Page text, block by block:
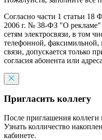
Согласно части 1 статьи 18
2006 г. № 38-ФЗ "О рекламе"
сетям электросвязи, в том
телефонной,
связи, допускается только
согласия абонента или
Пригласить коллегу
После приглашения
Узнать колличество
кабинете.